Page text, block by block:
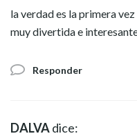
la verdad es la primera
muy divertida e
Responder
DALVAdice: